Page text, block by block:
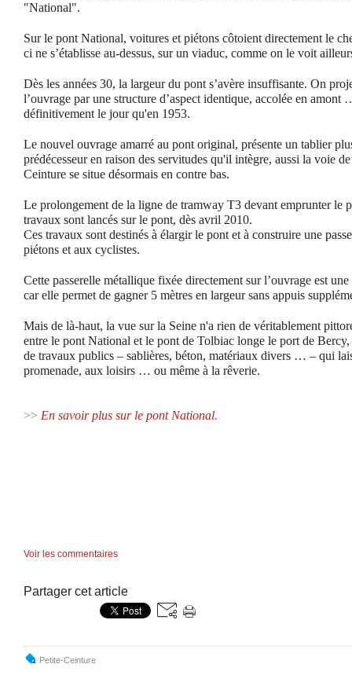
"National".
Sur le pont National, voitures et piétons côtoient directement le
ci ne s’établisse au-dessus, sur un viaduc, comme on le voit
Dès les années 30, la largeur du pont s’avère insuffisante. On
l’ouvrage par une structure d’aspect identique, accolée en
définitivement le jour qu'en 1953.
Le nouvel ouvrage amarré au pont original, présente un tablier
prédécesseur en raison des servitudes qu'il intègre, aussi la voie
Ceinture se situe désormais en contre bas.
Le prolongement de la ligne de tramway T3 devant emprunter le
travaux sont lancés sur le pont, dès avril 2010.
Ces travaux sont destinés à élargir le pont et à construire une
piétons et aux cyclistes.
Cette passerelle métallique fixée directement sur l’ouvrage est
car elle permet de gagner 5 mètres en largeur sans appuis
Mais de là-haut, la vue sur la Seine n'a rien de véritablement
entre le pont National et le pont de Tolbiac longe le port de Bercy,
de travaux publics – sablières, béton, matériaux divers … – qui
promenade, aux loisirs … ou même à la rêverie.
>> En savoir plus sur le pont National.
Voir les commentaires
Partager cet article
Petite-Ceinture